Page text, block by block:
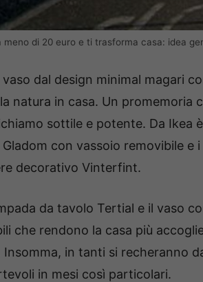
meno di 20 euro e ti trasforma casa: idea
vaso dal design minimal magari
natura in casa. Un promemoria
sottile e potente. Da Ikea
con vassoio removibile e
decorativo Vinterfint.
da tavolo Tertial e il vaso
che rendono la casa più
Insomma, in tanti si recheranno
in mesi così particolari.